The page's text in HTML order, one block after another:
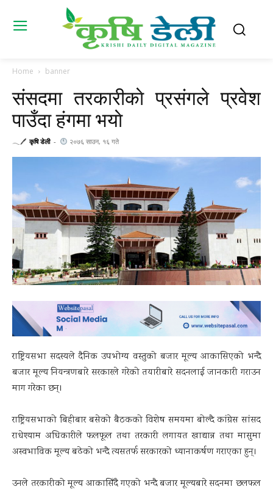
Home banner
संसदमा तरकारीकाे प्रसंगले प्रवेश
पाउँदा हंगमा भयाे
𓂃🖊 कृषि डेली - २०७६ साउन, १६ गते
राष्ट्रियसभा सदस्यले दैनिक उपभोग्य वस्तुको बजार मूल्य आकासिएको भन्दै
बजार मूल्य नियन्त्रणबारे सरकारले गरेको तयारीबारे सदनलाई जानकारी गराउन
माग गरेका छन्।
राष्ट्रियसभाको बिहीबार बसेको बैठकको विशेष समयमा बोल्दै कांग्रेस सांसद
राधेश्याम अधिकारीले फलफूल तथा तरकारी लगायत खाद्यान्न तथा मासुमा
अस्वभाविक मूल्य बढेको भन्दै त्यसतर्फ सरकारको ध्यानाकर्षण गराएका हुन्।
उनले तरकारीको मूल्य आकासिँदै गएको भन्दै बजार मूल्यबारे सदनमा छलफल